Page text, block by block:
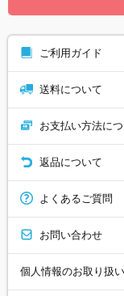
ご利用ガイド
送料について
お支払い方法に
返品について
よくあるご質問
お問い合わせ
個人情報のお取り扱